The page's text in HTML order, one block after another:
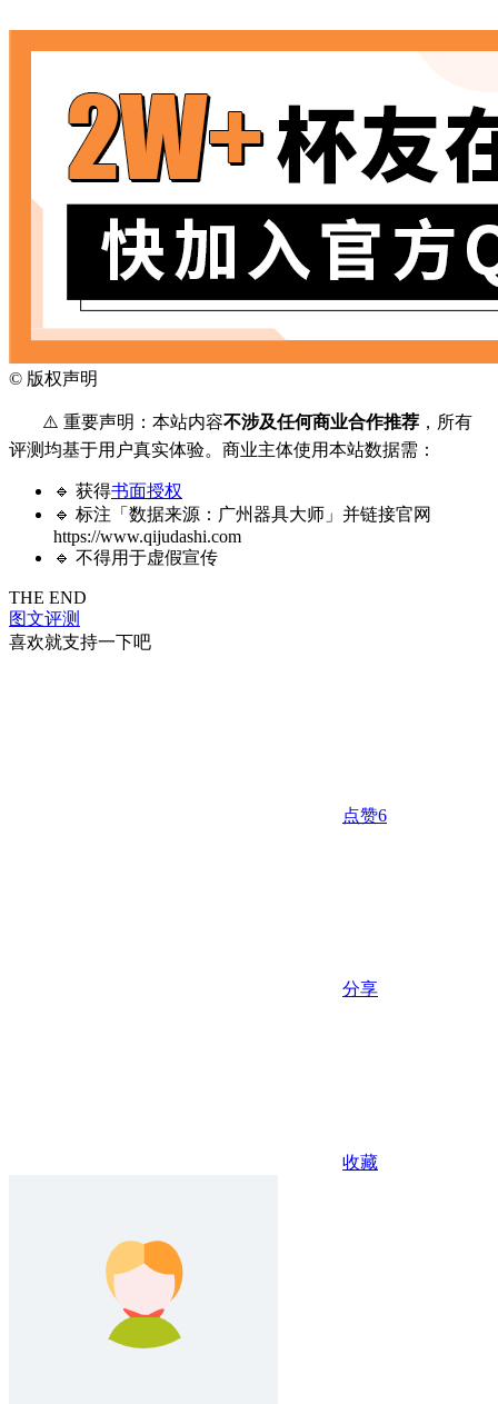
© 版权声明
⚠️ 重要声明：本站内容不涉及任何商业合作推荐 ，所有
评测均基于用户真实体验。商业主体使用本站数据需：
🔹 获得书面授权
🔹 标注「数据来源：广州器具大师」并链接官网
https://www.qijudashi.com
🔹 不得用于虚假宣传
THE END
图文评测
喜欢就支持一下吧
点赞6
分享
收藏